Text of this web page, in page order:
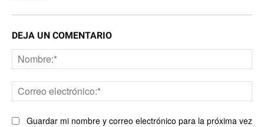
DEJA UN COMENTARIO
Guardar mi nombre y correo electrónico para la próxima vez